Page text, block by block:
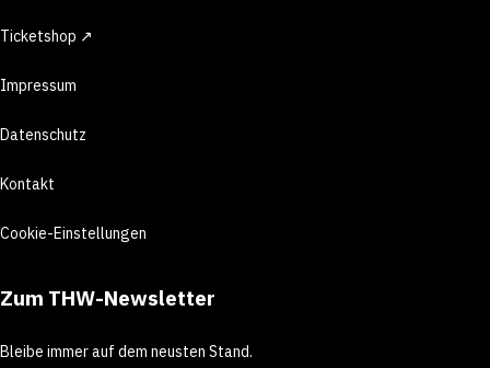
Ticketshop ↗
Impressum
Datenschutz
Kontakt
Cookie-Einstellungen
Zum THW-Newsletter
Bleibe immer auf dem neusten Stand.